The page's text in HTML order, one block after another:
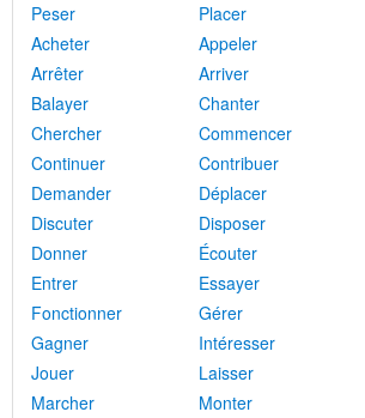
Peser
Placer
Acheter
Appeler
Arrêter
Arriver
Balayer
Chanter
Chercher
Commencer
Continuer
Contribuer
Demander
Déplacer
Discuter
Disposer
Donner
Écouter
Entrer
Essayer
Fonctionner
Gérer
Gagner
Intéresser
Jouer
Laisser
Marcher
Monter